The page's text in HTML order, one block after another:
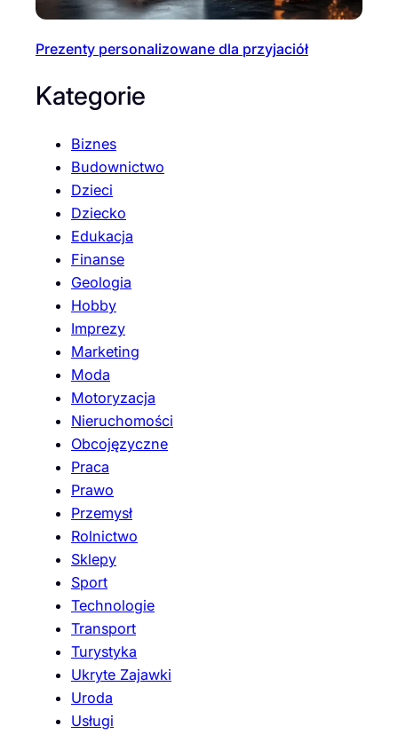
Prezenty personalizowane dla przyjaciół
Kategorie
Biznes
Budownictwo
Dzieci
Dziecko
Edukacja
Finanse
Geologia
Hobby
Imprezy
Marketing
Moda
Motoryzacja
Nieruchomości
Obcojęzyczne
Praca
Prawo
Przemysł
Rolnictwo
Sklepy
Sport
Technologie
Transport
Turystyka
Ukryte Zajawki
Uroda
Usługi